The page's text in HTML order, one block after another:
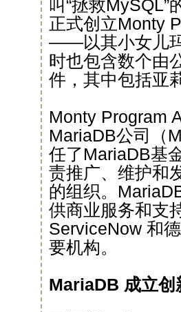
叫“拯救
正式创立Monty
——以其小女儿
时也包含数个由
件，其中包括亚
Monty Program
MariaDB公司（
任了MariaDB基
责推广、维护和
的组织。
供商业服务和支
ServiceNow 和
要机构。
MariaDB 成立创